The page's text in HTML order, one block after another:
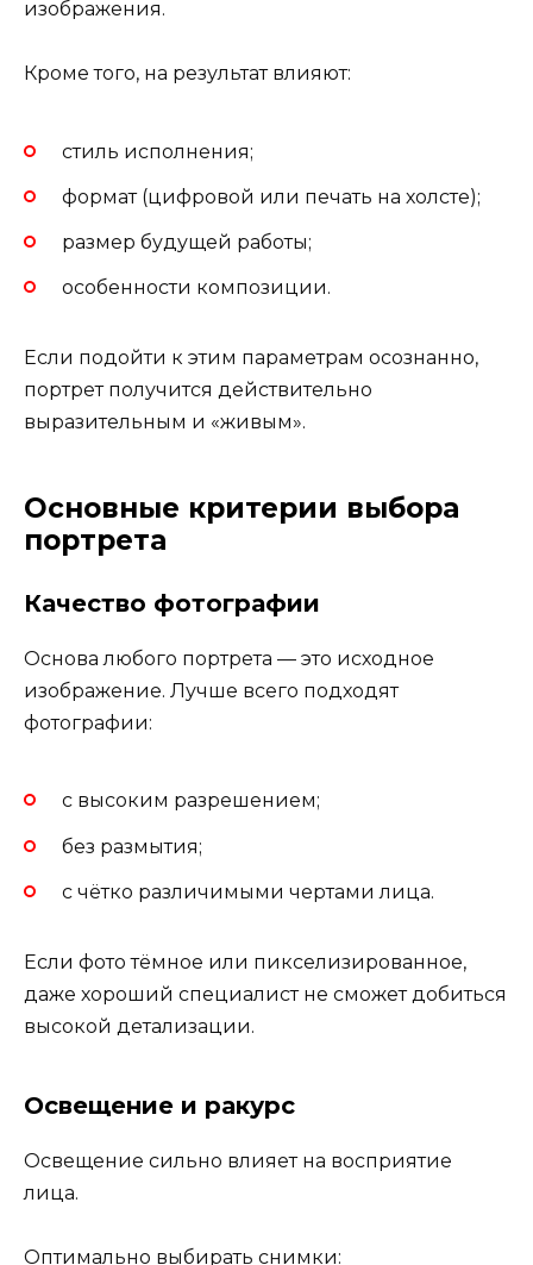
изображения.
Кроме того, на результат влияют:
стиль исполнения;
формат (цифровой или печать на холсте);
размер будущей работы;
особенности композиции.
Если подойти к этим параметрам осознанно,
портрет получится действительно
выразительным и «живым».
Основные критерии выбора
портрета
Качество фотографии
Основа любого портрета — это исходное
изображение. Лучше всего подходят
фотографии:
с высоким разрешением;
без размытия;
с чётко различимыми чертами лица.
Если фото тёмное или пикселизированное,
даже хороший специалист не сможет добиться
высокой детализации.
Освещение и ракурс
Освещение сильно влияет на восприятие
лица.
Оптимально выбирать снимки: